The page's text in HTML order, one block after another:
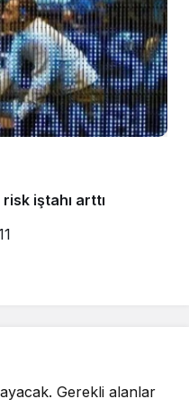
risk iştahı arttı
Gerekli alanlar